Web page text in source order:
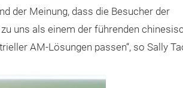
der Meinung, dass die Besucher der
uns als einem der führenden
AM-Lösungen passen“, so Sally